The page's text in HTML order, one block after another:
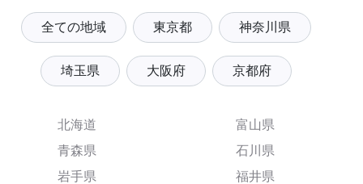
全ての地域 東京都 神奈川県
埼玉県 大阪府 京都府
北海道
青森県
岩手県
富山県
石川県
福井県